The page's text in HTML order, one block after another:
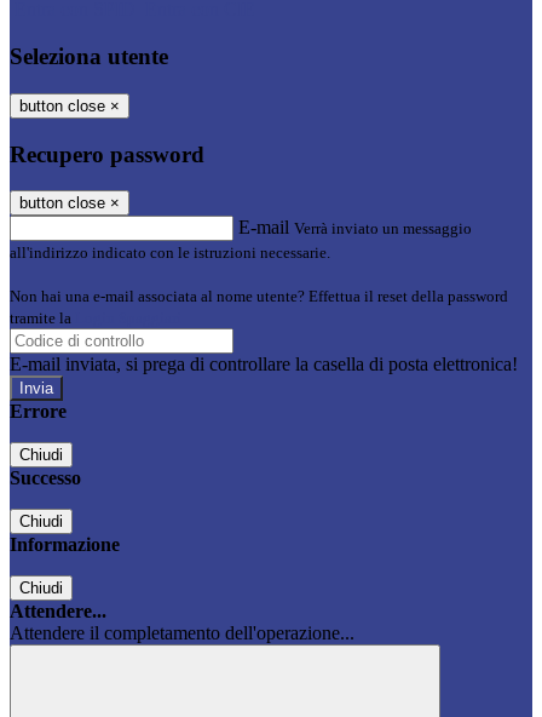
Seleziona utente
button close ×
Recupero password
button close ×
E-mail Verrà inviato un messaggio
all'indirizzo indicato con le istruzioni necessarie.
Non hai una e-mail associata al nome utente? Effettua il reset della password
tramite la
E-mail inviata, si prega di controllare la casella di posta elettronica!
Errore
Chiudi
Successo
Chiudi
Informazione
Chiudi
Attendere...
Attendere il completamento dell'operazione...